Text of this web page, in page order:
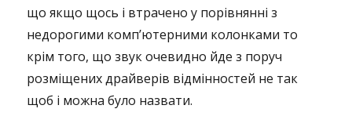
що якщо щось і втрачено у порівнянні з
недорогими комп’ютерними колонками то
крім того, що звук очевидно йде з поруч
розміщених драйверів відмінностей не так
щоб і можна було назвати.